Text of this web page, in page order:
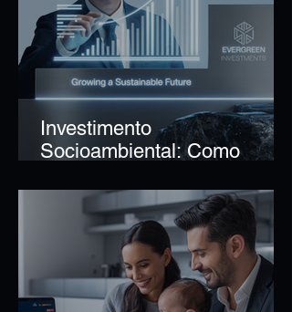
Investimento
Socioambiental: Como
Impacto Positivo